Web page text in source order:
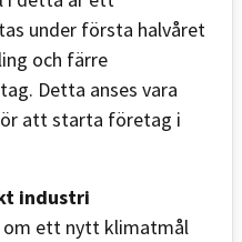
under första halvåret
och färre
Detta anses vara
att starta företag i
industri
om ett nytt klimatmål